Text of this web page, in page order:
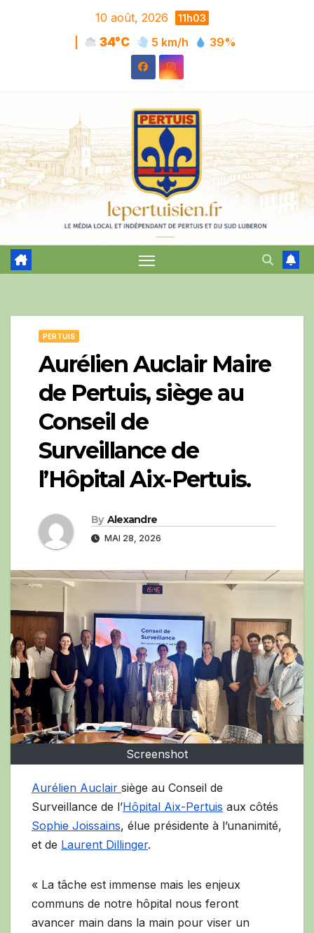
10 août, 2026 11h03
34°C 5 km/h 39%
PERTUIS
Aurélien Auclair Maire
de Pertuis, siège au
Conseil de
Surveillance de
l’Hôpital Aix-Pertuis.
By Alexandre
MAI 28, 2026
Screenshot
Aurélien Auclair siège au Conseil de
Surveillance de l’Hôpital Aix-Pertuis aux côtés
Sophie Joissains, élue présidente à l’unanimité,
et de Laurent Dillinger.
« La tâche est immense mais les enjeux
communs de notre hôpital nous feront
avancer main dans la main pour viser un